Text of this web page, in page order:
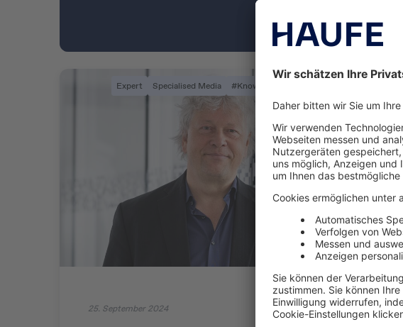
Expert Specialised Media #KnowYourAudience
25. September 2024 27.